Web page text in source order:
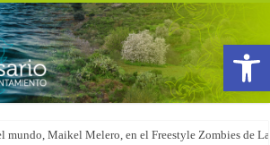
Abrir
mundo, Maikel Melero, en el Freestyle Zombies de
2026)